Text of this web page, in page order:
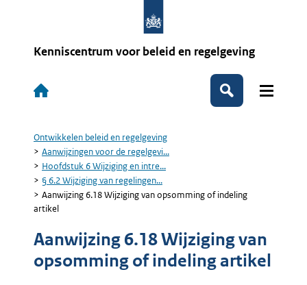
Kenniscentrum voor beleid en regelgeving
Hoofdnavigatie
Zoeken
Kruimelpad
Ontwikkelen beleid en regelgeving
Aanwijzingen voor de regelgevi...
Hoofdstuk 6 Wijziging en intre...
§ 6.2 Wijziging van regelingen...
Aanwijzing 6.18 Wijziging van opsomming of indeling
artikel
Aanwijzing 6.18 Wijziging van
opsomming of indeling artikel